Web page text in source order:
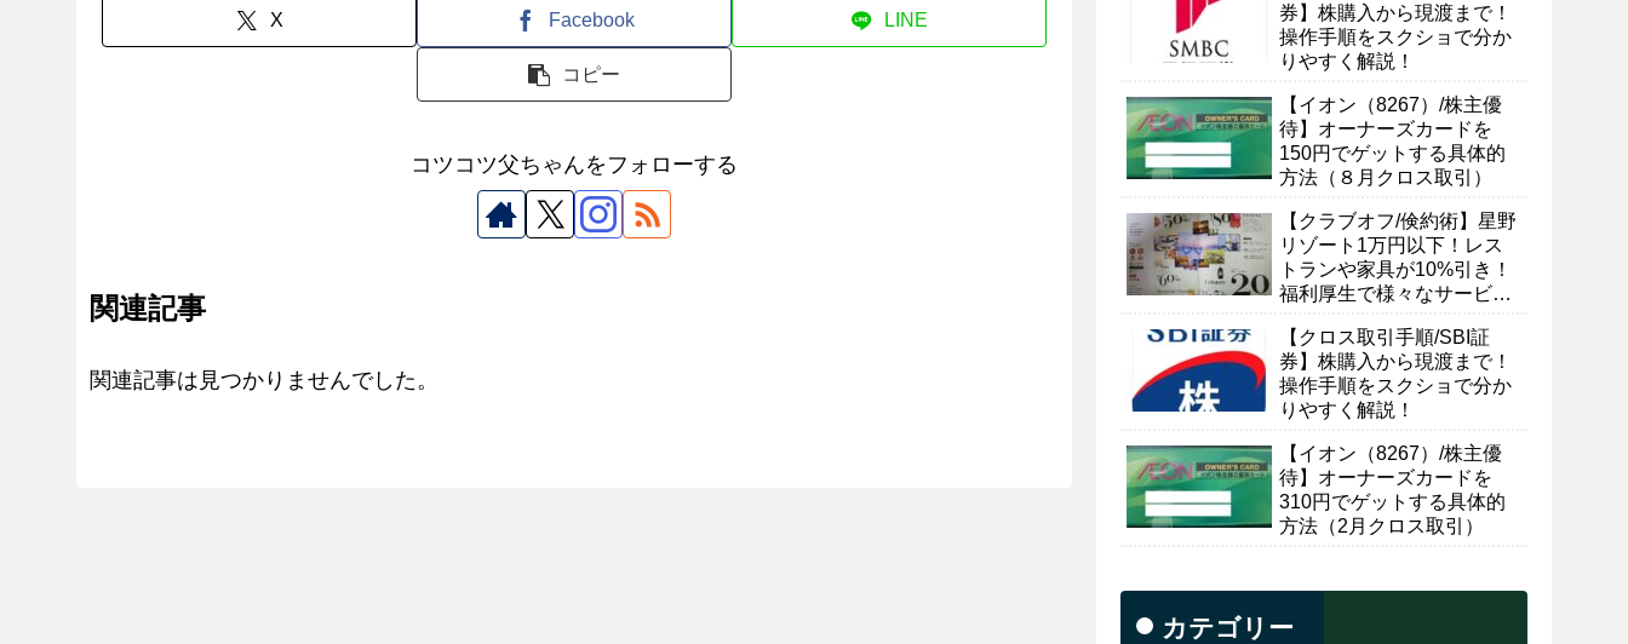
X Facebook LINE
コピー
コツコツ父ちゃんをフォローする
関連記事
関連記事は見つかりませんでした。
券】株購入から現渡まで！
操作手順をスクショで分か
りやすく解説！
【イオン（8267）/株主優
待】オーナーズカードを
150円でゲットする具体的
方法（８月クロス取引）
【クラブオフ/倹約術】星野
リゾート1万円以下！レス
トランや家具が10%引き！
福利厚生で様々なサービス
【クロス取引手順/SBI証
券】株購入から現渡まで！
操作手順をスクショで分か
りやすく解説！
【イオン（8267）/株主優
待】オーナーズカードを
310円でゲットする具体的
方法（2月クロス取引）
カテゴリー